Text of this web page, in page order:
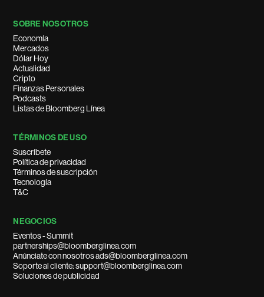
SOBRE NOSOTROS
Economía
Mercados
Dólar Hoy
Actualidad
Cripto
Finanzas Personales
Podcasts
Listas de Bloomberg Línea
TÉRMINOS DE USO
Suscríbete
Política de privacidad
Términos de suscripción
Tecnología
T&C
NEGOCIOS
Eventos - Summit
partnerships@bloomberglinea.com
Anúnciate con nosotros ads@bloomberglinea.com
Soporte al cliente: support@bloomberglinea.com
Soluciones de publicidad